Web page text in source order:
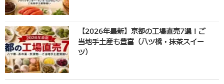
【2026年最新】京都の工場直売7選！ご
当地手土産も豊富（八ツ橋・抹茶スイー
ツ）